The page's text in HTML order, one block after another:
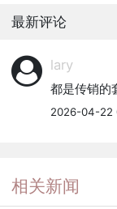
最新评论
lary
都是传销的
2026-04-22
相关新闻